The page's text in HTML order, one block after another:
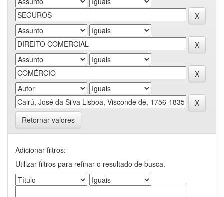
Retornar valores
Adicionar filtros:
Utilizar filtros para refinar o resultado de busca.